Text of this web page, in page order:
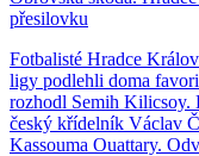
přesilovku
Fotbalisté Hradce
ligy podlehli doma
rozhodl Semih Kilicsoy.
český křídelník Václav
Kassouma Ouattary.